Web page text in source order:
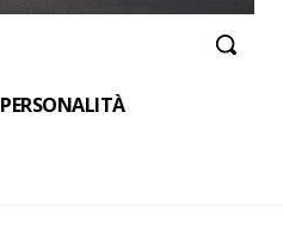
PERSONALITÀ